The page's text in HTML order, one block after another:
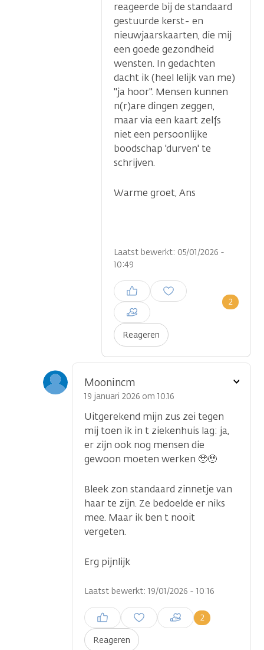
reageerde bij de standaard
gestuurde kerst- en
nieuwjaarskaarten, die mij
een goede gezondheid
wensten. In gedachten
dacht ik (heel lelijk van me)
''ja hoor''. Mensen kunnen
n(r)are dingen zeggen,
maar via een kaart zelfs
niet een persoonlijke
boodschap 'durven' te
schrijven.
Warme groet, Ans
Laatst bewerkt: 05/01/2026 -
10:49
Reageren
2
Inloggen om een reactie te
plaatsen
Moonincm
19 januari 2026 om 10.16
Uitgerekend mijn zus zei tegen
mij toen ik in t ziekenhuis lag: ja,
er zijn ook nog mensen die
gewoon moeten werken 🥹🥹
Bleek zon standaard zinnetje van
haar te zijn. Ze bedoelde er niks
mee. Maar ik ben t nooit
vergeten.
Erg pijnlijk
Laatst bewerkt: 19/01/2026 - 10:16
Reageren
2
Inloggen om een reactie te
plaatsen
Toon